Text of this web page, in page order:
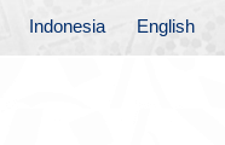
English
Indonesia